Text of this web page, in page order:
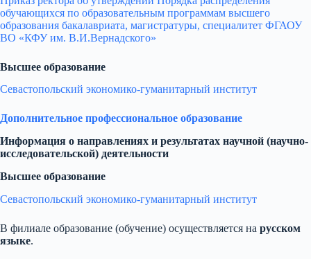
обучающихся по образовательным программам высшего
образования бакалавриата, магистратуры, специалитет ФГАОУ
ВО «КФУ им. В.И.Вернадского»
Высшее образование
Севастопольский экономико-гуманитарный институт
Дополнительное профессиональное образование
Информация о направлениях и результатах научной (научно-
исследовательской) деятельности
Высшее образование
Севастопольский экономико-гуманитарный институт
В филиале образование (обучение) осуществляется на русском
языке.